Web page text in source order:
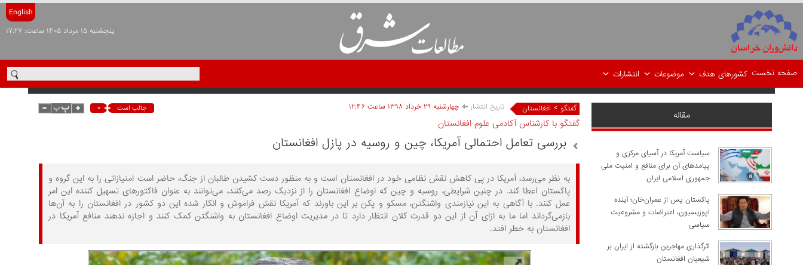
English
پنجشنبه ۱۵ مرداد ۱۴۰۵ ساعت: ۱۷:۲۷
صفحه نخست کشورهای هدف موضوعات انتشارات
گفتگو > افغانستان تاریخ انتشار چهارشنبه ۲۹ خرداد ۱۳۹۸ ساعت ۱۲:۴۶ جالب است ۰
گفتگو با کارشناس آکادمی علوم افغانستان
بررسی تعامل احتمالی آمریکا، چین و روسیه در پازل افغانستان
به نظر می‌رسد، آمریکا در پی کاهش نقش نظامی خود در افغانستان است و به منظور دست کشیدن طالبان از جنگ، حاضر است امتیازاتی را به این گروه و
پاکستان اعطا کند. در چنین شرایطی، روسیه و چین که اوضاع افغانستان را از نزدیک رصد می‌کنند، می‌توانند به عنوان فاکتورهای تسهیل کننده این امر
عمل کنند. با آگاهی به این نیازمندی واشنگتن، مسکو و پکن بر این باورند که آمریکا نقش فراموش و انکار شده‌ این دو کشور در افغانستان را به آن‌ها
بازمی‌گرداند اما ما به ازای آن از این دو قدرت کلان انتظار دارد تا در مدیریت اوضاع افغانستان به واشنگتن کمک کنند و اجازه ندهند منافع آمریکا در
افغانستان به خطر افتد.
مقاله
سیاست آمریکا در آسیای مرکزی و
پیامدهای آن برای منافع و امنیت ملی
جمهوری اسلامی ایران
پاکستان پس از عمران‌خان؛ آینده
اپوزیسیون، اعتراضات و مشروعیت
سیاسی
اثرگذاری مهاجرین بازگشته از ایران بر
شیعیان افغانستان